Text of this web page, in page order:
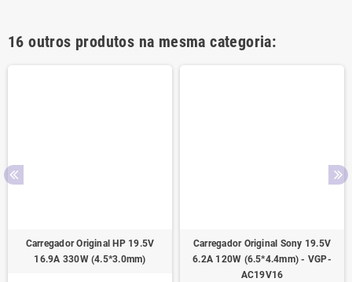
16 outros produtos na mesma categoria:
Carregador Original HP 19.5V
16.9A 330W (4.5*3.0mm)
Carregador Original Sony 19.5V
6.2A 120W (6.5*4.4mm) - VGP-
AC19V16